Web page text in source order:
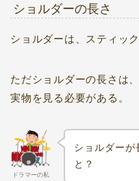
ショルダーの長さ
ショルダーは、スティッ
ただショルダーの長さは
実物を見る必要がある。
ドラマーの私
ショルダーが
と？